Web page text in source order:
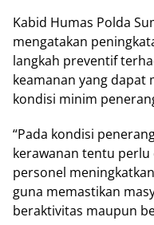
Kabid Humas Polda
mengatakan
langkah preventif
keamanan yang dapat
kondisi minim
“Pada kondisi
kerawanan tentu
personel
guna memastikan
beraktivitas maupun